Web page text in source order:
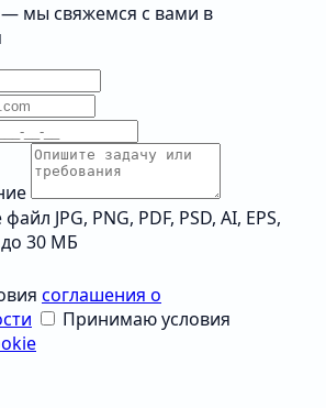
мы свяжемся с вами в
файл JPG, PNG, PDF, PSD, AI, EPS,
до 30 МБ
соглашения о
Принимаю условия